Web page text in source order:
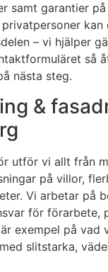
samt garantier
kan
– vi hjälper
så
nästa steg.
&
utför vi allt från
på villor,
Vi arbetar på
för förarbete,
exempel på vad
slitstarka,